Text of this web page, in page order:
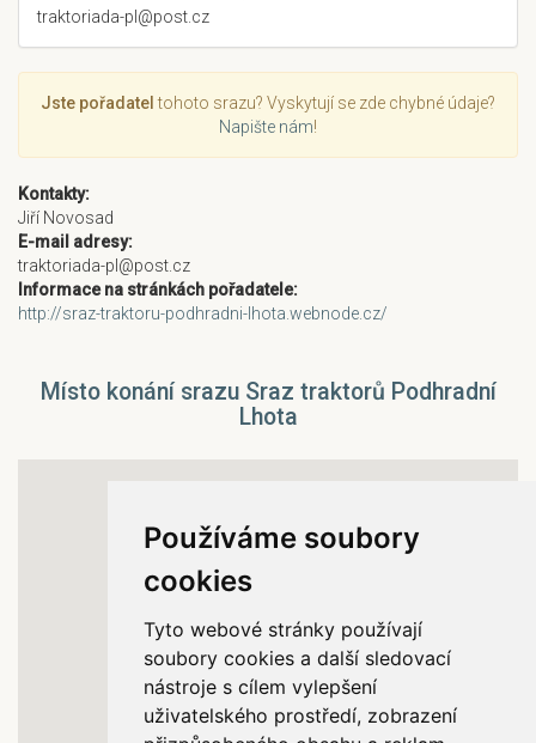
Používáme soubory
cookies
Tyto webové stránky používají
soubory cookies a další sledovací
nástroje s cílem vylepšení
uživatelského prostředí, zobrazení
traktoriada-pl@post.cz
Jste pořadatel tohoto srazu? Vyskytují se zde chybné údaje?
Napište nám!
Kontakty:
Jiří Novosad
E-mail adresy:
traktoriada-pl@post.cz
Informace na stránkách pořadatele:
http://sraz-traktoru-podhradni-lhota.webnode.cz/
Místo konání srazu Sraz traktorů Podhradní
Lhota